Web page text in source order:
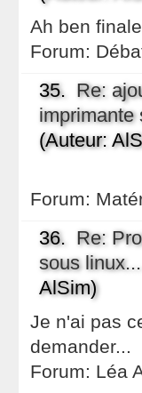
Ah ben
Forum:
35. Re:
imprimante
(Auteur:
Forum:
36. Re:
sous linux...
AlSim)
Je n'ai pas
demander...
Forum: Léa